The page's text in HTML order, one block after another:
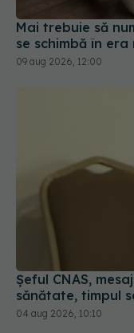
Mai trebuie să
se schimbă în era
09 aug 2026, 12:00
Șeful CNAS,
sănătate, timpul
04 aug 2026, 10:10